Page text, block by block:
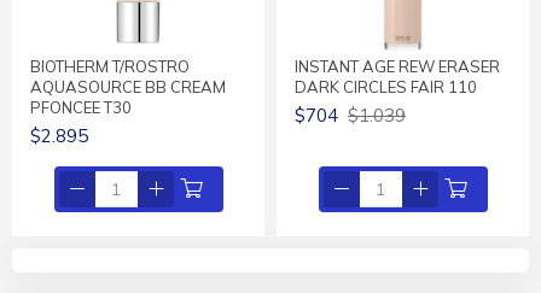
BIOTHERM T/ROSTRO
AQUASOURCE BB CREAM
PFONCEE T30
$2.895
INSTANT AGE REW ERASER
DARK CIRCLES FAIR 110
$704 $1.039